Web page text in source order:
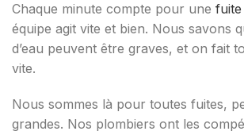
Chaque minute compte pour une fuite
équipe agit vite et bien. Nous savons
d’eau peuvent être graves, et on fait
vite.
Nous sommes là pour toutes fuites,
grandes. Nos plombiers ont les